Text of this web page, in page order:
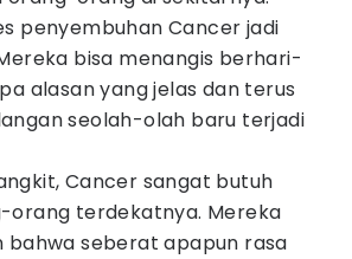
penyembuhan Cancer jadi
bisa menangis berhari-
alasan yang jelas dan terus
seolah-olah baru terjadi
Cancer sangat butuh
orang terdekatnya. Mereka
bahwa seberat apapun rasa